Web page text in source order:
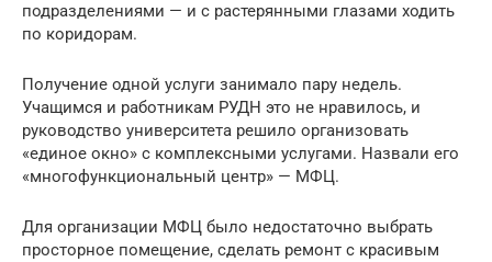
подразделениями — и с растерянными глазами ходить
по коридорам.
Получение одной услуги занимало пару недель.
Учащимся и работникам РУДН это не нравилось, и
руководство университета решило организовать
«единое окно» с комплексными услугами. Назвали его
«многофункциональный центр» — МФЦ.
Для организации МФЦ было недостаточно выбрать
просторное помещение, сделать ремонт с красивым